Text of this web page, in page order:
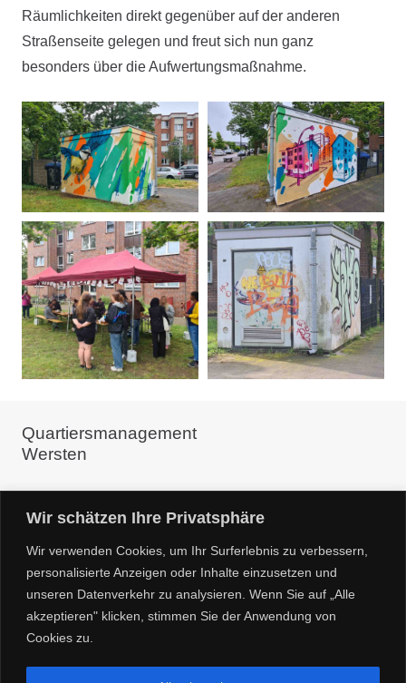
Wir schätzen Ihre Privatsphäre
Wir verwenden Cookies, um Ihr Surferlebnis zu verbessern,
personalisierte Anzeigen oder Inhalte einzusetzen und
unseren Datenverkehr zu analysieren. Wenn Sie auf „Alle
akzeptieren" klicken, stimmen Sie der Anwendung von
Cookies zu.
Räumlichkeiten direkt gegenüber auf der anderen
Straßenseite gelegen und freut sich nun ganz
besonders über die Aufwertungsmaßnahme.
Quartiersmanagement
Wersten
Glockenstr. 8 40476 Düsseldorf
Kontakt:
Dorothee Linneweber 0157 39606975
info@zuhause-in-wersten.de